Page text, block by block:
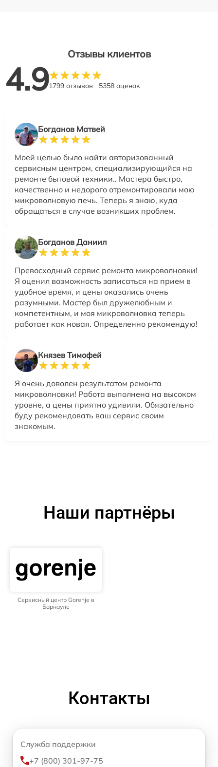
Отзывы клиентов
4.91799 отзывов 5358 оценок
Богданов Матвей
Моей целью было найти авторизованный
сервисным центром, специализирующийся на
ремонте бытовой техники.. Мастера быстро,
качественно и недорого отремонтировали мою
микроволновую печь. Теперь я знаю, куда
обращаться в случае возникших проблем.
Богданов Даниил
Превосходный сервис ремонта микроволновки!
Я оценил возможность записаться на прием в
удобное время, и цены оказались очень
разумными. Мастер был дружелюбным и
компетентным, и моя микроволновка теперь
работает как новая. Определенно рекомендую!
Князев Тимофей
Я очень доволен результатом ремонта
микроволновки! Работа выполнена на высоком
уровне, а цены приятно удивили. Обязательно
буду рекомендовать ваш сервис своим
знакомым.
Наши партнёры
Сервисный центр Gorenje в
Барнауле
Контакты
Служба поддержки
+7 (800) 301-97-75